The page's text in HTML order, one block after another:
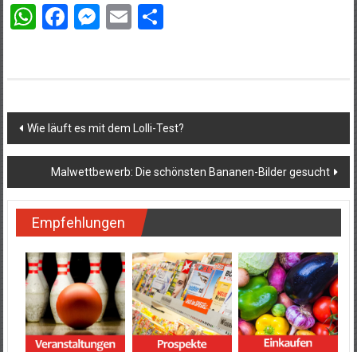
WhatsApp
Facebook
Messenger
EmailTeilen
Beitragsnavigation
Wie läuft es mit dem Lolli-Test?
Malwettbewerb: Die schönsten Bananen-Bilder gesucht
Empfehlungen